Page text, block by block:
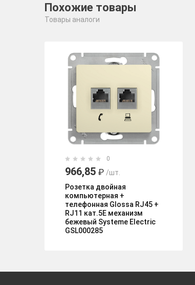
Похожие товары
Товары аналоги
0
966,85 ₽ /шт.
Розетка двойная
компьютерная +
телефонная Glossa RJ45 +
RJ11 кат.5E механизм
бежевый Systeme Electric
GSL000285